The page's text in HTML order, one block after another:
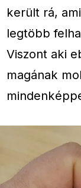
került rá,
legtöbb
Viszont aki
magának